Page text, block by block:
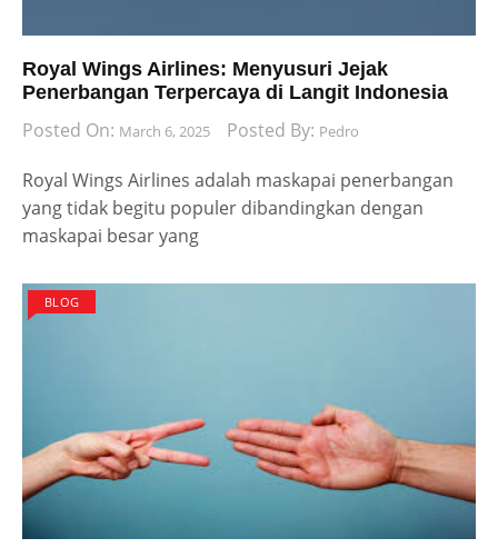
Royal Wings Airlines: Menyusuri Jejak
Penerbangan Terpercaya di Langit Indonesia
Posted On: March 6, 2025 Posted By: Pedro
Royal Wings Airlines adalah maskapai penerbangan
yang tidak begitu populer dibandingkan dengan
maskapai besar yang
BLOG